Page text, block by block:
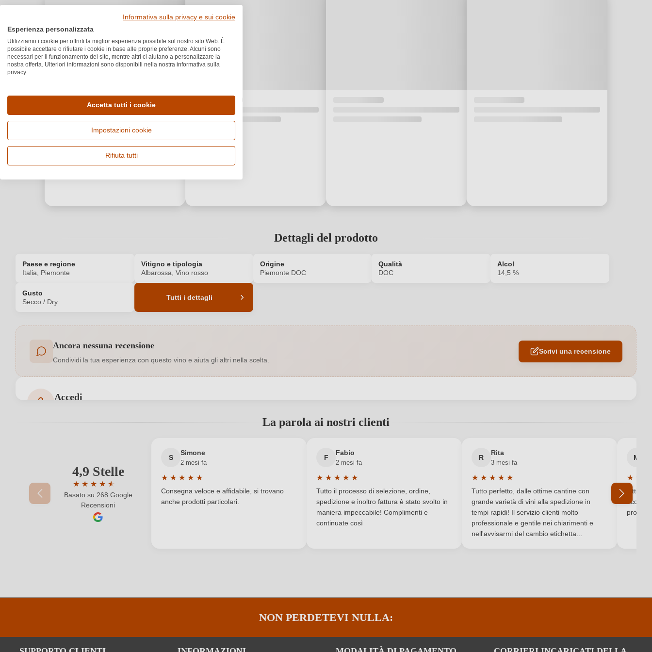
Dettagli del prodotto
Paese e regione
Italia, Piemonte
Vitigno e tipologia
Albarossa, Vino rosso
Origine
Piemonte DOC
Qualità
DOC
Alcol
14,5 %
Gusto
Secco / Dry
Tutti i dettagli
Affinamento 2023
Bio Sì
Qualità DOC
Residuo zuccherino Secco / Dry
Sigla OdC Sigla OdC negozio DE-ÖKO-060
Tipo di vino
Ancora nessuna recensione
Condividi la tua esperienza con questo vino e aiuta gli altri nella scelta.
Scrivi una recensione
Accedi
Il tuo indirizzo e-mail
La tua password
Ho dimenticato la mia password.
La parola ai nostri clienti
4,9 Stelle
★ ★ ★ ★ ★
★
Valutazione media di 4.9 su 5 stelle
Basato su 268 Google
Recensioni
S
Simone
2 mesi fa
★ ★ ★ ★ ★
Valutazione media di 5 su 5 stelle
Consegna veloce e affidabile, si trovano
anche prodotti particolari.
F
Fabio
2 mesi fa
★ ★ ★ ★ ★
Valutazione media di 5 su 5 stelle
Tutto il processo di selezione, ordine,
spedizione e inoltro fattura è stato svolto in
maniera impeccabile! Complimenti e
continuate così
R
Rita
3 mesi fa
★ ★ ★ ★ ★
Valutazione media di 5 su 5 stelle
Tutto perfetto, dalle ottime cantine con
grande varietà di vini alla spedizione in
tempi rapidi! Il servizio clienti molto
professionale e gentile nei chiarimenti e
nell'avvisarmi del cambio etichetta...
M
★ ★
Ottimo
NON PERDETEVI NULLA:
Informativa sulla privacy e sui cookie
Esperienza personalizzata
Utilizziamo i cookie per offrirti la miglior esperienza possibile sul nostro sito Web. È
possibile accettare o rifiutare i cookie in base alle proprie preferenze. Alcuni sono
necessari per il funzionamento del sito, mentre altri ci aiutano a personalizzare la
nostra offerta. Ulteriori informazioni sono disponibili nella nostra informativa sulla
privacy.
Accetta tutti i cookie
Impostazioni cookie
Rifiuta tutti